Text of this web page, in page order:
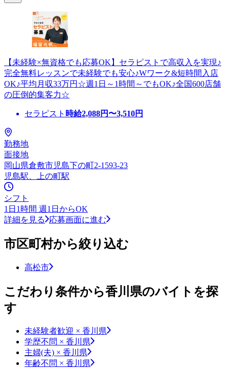
【未経験×無資格でも応募OK】セラピストで高収入を実現♪
完全無料レッスンで未経験でも安心♪Wワーク&短時間入店
OK♪平均月収33万円☆週1日～1時間～でもOK♪全国600店舗
の圧倒的集客力☆
セラピスト 時給2,088円〜3,510円
勤務地
面接地
岡山県倉敷市児島下の町2-1593-23
児島駅、上の町駅
シフト
1日1時間 週1日からOK
詳細を見る
応募画面に進む
市区町村から絞り込む
高松市
こだわり条件から香川県のバイトを探
す
未経験者歓迎 × 香川県
学歴不問 × 香川県
主婦(夫) × 香川県
年齢不問 × 香川県